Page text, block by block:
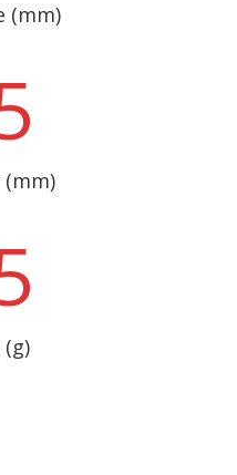
(mm)
(mm)
(g)